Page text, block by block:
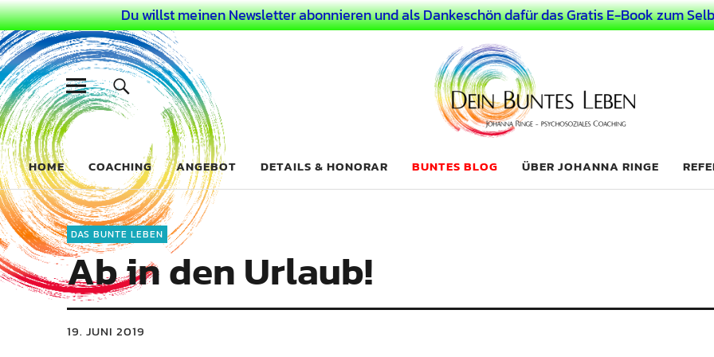
Du willst meinen Newsletter abonnieren und als Dankeschön dafür das Gratis E-Book zum
Dein Buntes Leben
COACHING FÜR DEIN BUNTES LEBEN ALS AUSSERGEWÖHNLICHER MENSCH
HOME COACHING ANGEBOT DETAILS & HONORAR BUNTES BLOG ÜBER JOHANNA RINGE
DAS BUNTE LEBEN
Ab in den Urlaub!
19. JUNI 2019